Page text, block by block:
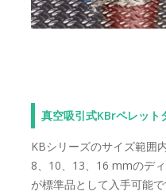
真空吸引式KBrペレット
KBシリーズのサイズ範囲
8、10、13、16 mmのデ
が標準品として入手可能